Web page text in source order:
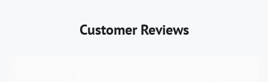
Customer Reviews